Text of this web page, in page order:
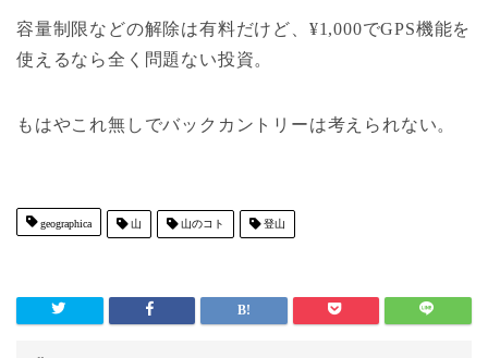
容量制限などの解除は有料だけど、¥1,000でGPS機能を
使えるなら全く問題ない投資。
もはやこれ無しでバックカントリーは考えられない。
geographica 山 山のコト 登山